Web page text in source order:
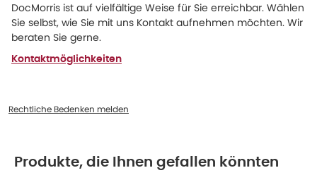
DocMorris ist auf vielfältige Weise für Sie erreichbar. Wählen
Sie selbst, wie Sie mit uns Kontakt aufnehmen möchten. Wir
beraten Sie gerne.
Kontaktmöglichkeiten
Rechtliche Bedenken melden
Produkte, die Ihnen gefallen könnten